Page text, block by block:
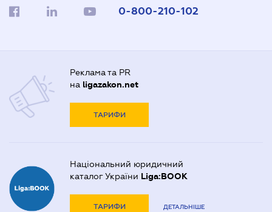
0-800-210-102
Реклама та PR
на ligazakon.net
ТАРИФИ
Національний юридичний
каталог України Liga:BOOK
ТАРИФИ ДЕТАЛЬНІШЕ